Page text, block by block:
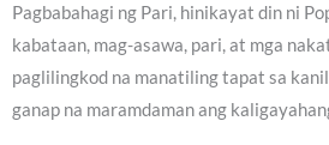
Pagbabahagi ng Pari, hinikayat din ni
kabataan, mag-asawa, pari, at mga
paglilingkod na manatiling tapat sa
ganap na maramdaman ang